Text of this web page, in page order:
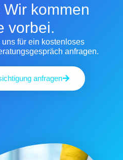
kommen
vorbei.
für ein kostenloses
anfragen.
anfragen